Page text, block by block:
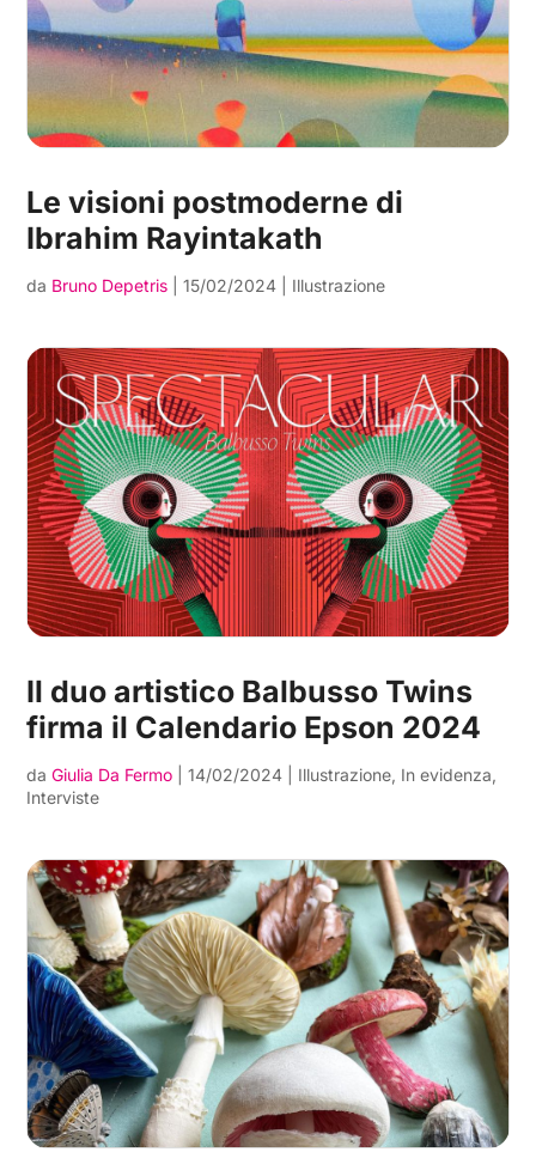
Le visioni postmoderne di
Ibrahim Rayintakath
da Bruno Depetris |15/02/2024 Illustrazione
Il duo artistico Balbusso Twins
firma il Calendario Epson 2024
daGiulia Da Fermo |14/02/2024 Illustrazione, In evidenza,
Interviste